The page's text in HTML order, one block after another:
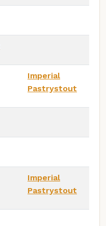
Imperial
Pastrystout
Imperial
Pastrystout